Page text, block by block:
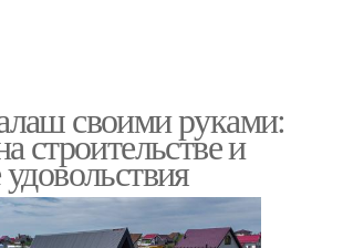
своими руками:
строительстве и